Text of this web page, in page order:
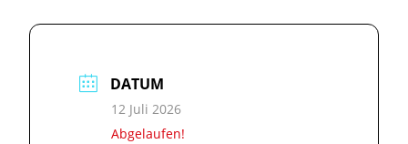
DATUM
12 Juli 2026
Abgelaufen!